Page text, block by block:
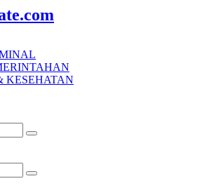
KESEHATAN
Search
Search